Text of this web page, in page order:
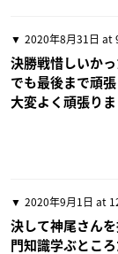
2020年8月31日 at
決勝戦惜しいかっ
でも最後まで頑張
大変よく頑張り
2020年9月1日 at
決して神尾さん
門知識学ぶとこ